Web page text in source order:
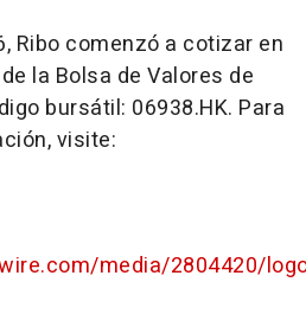
Ribo comenzó a cotizar en
la Bolsa de Valores de
bursátil: 06938.HK. Para
visite:
media/2804420/